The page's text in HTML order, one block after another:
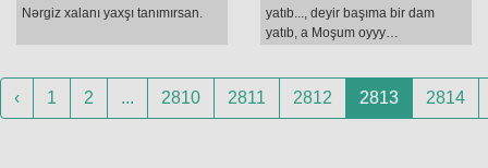
Nərgiz xalanı yaxşı tanımırsan.
yatıb..., deyir başıma bir dam
yatıb, a Moşum oyyy…
‹ 1 2 ... 2810 2811 2812 2813 2814